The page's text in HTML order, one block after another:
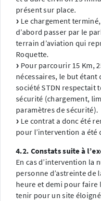
présent sur place.
Le chargement
d’abord passer par le
terrain d’aviation qui
Roquette.
Pour parcourir 15 Km,
nécessaires, le but étant
société STDN respectait
sécurité (chargement,
paramètres de sécurité).
Le contrat a donc été
pour l’intervention a été
4.2. Constats suite à
En cas d’intervention la
personne d’astreinte de
heure et demi pour
tenir pour un site